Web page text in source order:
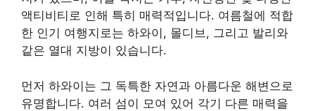
액티비티로 인해 특히 매력적입니다. 여름철에 적합
한 인기 여행지로는 하와이, 몰디브, 그리고 발리와
같은 열대 지방이 있습니다.
먼저 하와이는 그 독특한 자연과 아름다운 해변으로
유명합니다. 여러 섬이 모여 있어 각기 다른 매력을